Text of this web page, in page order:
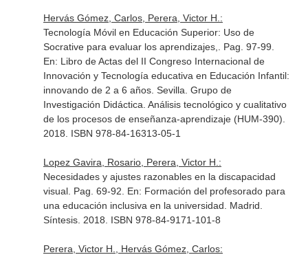
Hervás Gómez, Carlos, Perera, Victor H.:
Tecnología Móvil en Educación Superior: Uso de
Socrative para evaluar los aprendizajes,. Pag. 97-99.
En: Libro de Actas del II Congreso Internacional de
Innovación y Tecnología educativa en Educación Infantil:
innovando de 2 a 6 años. Sevilla. Grupo de
Investigación Didáctica. Análisis tecnológico y cualitativo
de los procesos de enseñanza-aprendizaje (HUM-390).
2018. ISBN 978-84-16313-05-1
Lopez Gavira, Rosario, Perera, Victor H.:
Necesidades y ajustes razonables en la discapacidad
visual. Pag. 69-92. En: Formación del profesorado para
una educación inclusiva en la universidad . Madrid.
Síntesis. 2018. ISBN 978-84-9171-101-8
Perera, Victor H., Hervás Gómez, Carlos: